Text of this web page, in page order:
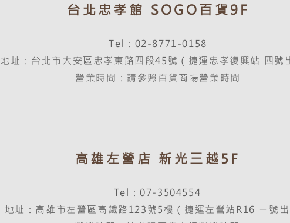
台北忠孝館 SOGO百貨9F
Tel：02-8771-0158
地址：台北市大安區忠孝東路四段45號（捷運忠孝復興站 四號
營業時間：請參照百貨商場營業時間
高雄左營店 新光三越5F
Tel：07-3504554
地址：高雄市左營區高鐵路123號5樓（捷運左營站R16 ㄧ號